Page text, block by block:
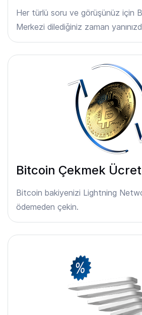
Her türlü soru ve görüşünüz için
Merkezi dilediğiniz zaman
Bitcoin Çekmek
Bitcoin bakiyenizi Lightning
ödemeden çekin.